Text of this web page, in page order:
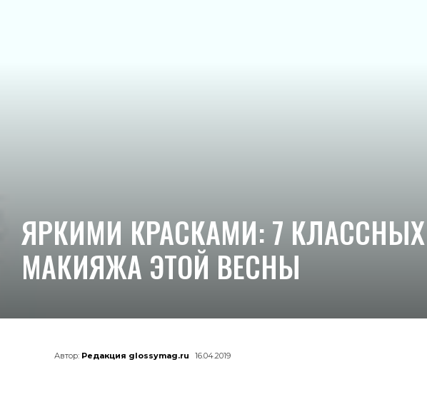
ЯРКИМИ КРАСКАМИ: 7
МАКИЯЖА ЭТОЙ ВЕСНЫ
Автор: Редакция glossymag.ru 16.04.2019